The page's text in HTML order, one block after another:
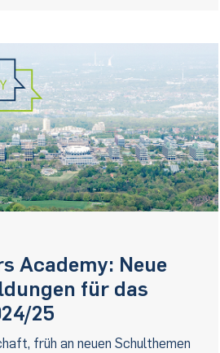
Academy: Neue
für das
25
früh an neuen Schulthemen